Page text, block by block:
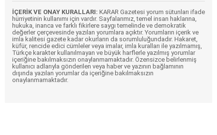
İÇERİK VE ONAY KURALLARI: KARAR Gazetesi yorum sütunları ifade
hürriyetinin kullanımı için vardır. Sayfalarımız, temel insan haklarına,
hukuka, inanca ve farklı fikirlere saygı temelinde ve demokratik
değerler çerçevesinde yazılan yorumlara açıktır. Yorumların içerik ve
imla kalitesi gazete kadar okurların da sorumluluğundadır. Hakaret,
küfür, rencide edici cümleler veya imalar, imla kuralları ile yazılmamış,
Türkçe karakter kullanılmayan ve büyük harflerle yazılmış yorumlar
içeriğine bakılmaksızın onaylanmamaktadır. Özensizce belirlenmiş
kullanıcı adlarıyla gönderilen veya haber ve yazının bağlamının
dışında yazılan yorumlar da içeriğine bakılmaksızın
onaylanmamaktadır.